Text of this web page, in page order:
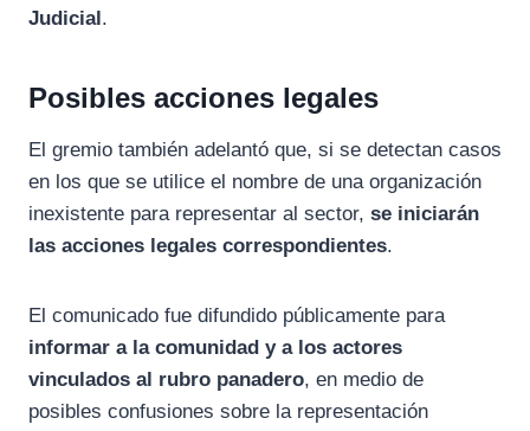
Judicial.
Posibles acciones legales
El gremio también adelantó que, si se detectan casos
en los que se utilice el nombre de una organización
inexistente para representar al sector, se iniciarán
las acciones legales correspondientes.
El comunicado fue difundido públicamente para
informar a la comunidad y a los actores
vinculados al rubro panadero, en medio de
posibles confusiones sobre la representación